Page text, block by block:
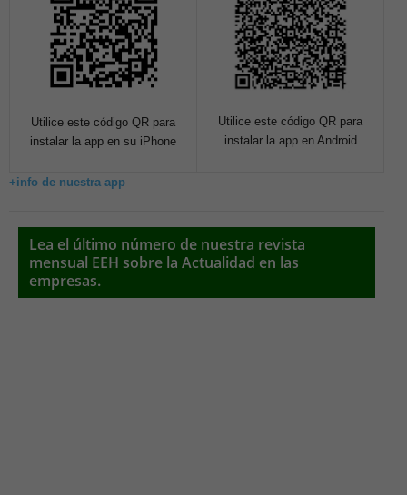
Utilice este código QR para
instalar la app en su iPhone
Utilice este código QR para
instalar la app en Android
+info de nuestra app
Lea el último número de nuestra revista
mensual EEH sobre la Actualidad en las
empresas.